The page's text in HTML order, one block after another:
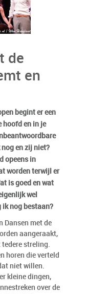
de
en
begint er een
hoofd en in je
en zij niet?
opeens in
worden terwijl er
is goed en wat
wel
ik nog bestaan?
Dansen met de
aangeraakt,
tedere streling.
horen die verteld
niet willen.
kleine dingen,
over de